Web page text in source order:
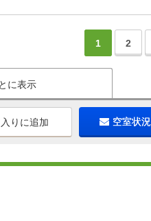
1 2
に表示
りに追加 空室状